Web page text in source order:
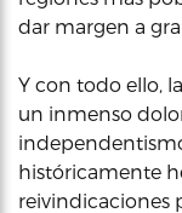
dar margen a
Y con todo ello,
un inmenso
históricamente
reivindicaciones